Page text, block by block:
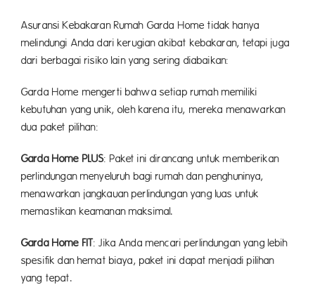
Asuransi Kebakaran Rumah Garda Home tidak hanya
melindungi Anda dari kerugian akibat kebakaran, tetapi juga
dari berbagai risiko lain yang sering diabaikan:
Garda Home mengerti bahwa setiap rumah memiliki
kebutuhan yang unik, oleh karena itu, mereka menawarkan
dua paket pilihan:
Garda Home PLUS: Paket ini dirancang untuk memberikan
perlindungan menyeluruh bagi rumah dan penghuninya,
menawarkan jangkauan perlindungan yang luas untuk
memastikan keamanan maksimal.
Garda Home FIT: Jika Anda mencari perlindungan yang lebih
spesifik dan hemat biaya, paket ini dapat menjadi pilihan
yang tepat.